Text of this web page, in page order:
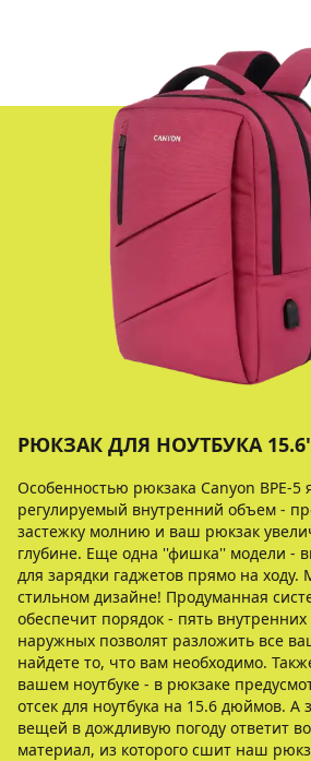
РЮКЗАК ДЛЯ НОУТБУКА 15.6''
Особенностью рюкзака Canyon BPE-5
регулируемый внутренний объем -
застежку молнию и ваш рюкзак
глубине. Еще одна ''фишка'' модели -
для зарядки гаджетов прямо на ходу.
стильном дизайне! Продуманная
обеспечит порядок - пять
наружных позволят разложить все
найдете то, что вам необходимо.
вашем ноутбуке - в рюкзаке
отсек для ноутбука на 15.6 дюймов. А
вещей в дождливую погоду ответит
материал, из которого сшит наш